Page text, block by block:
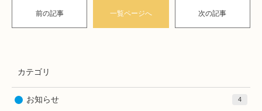
前の記事 一覧ページへ 次の記事
カテゴリ
お知らせ 4